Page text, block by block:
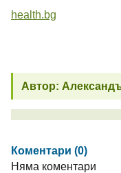
health.bg
Автор:
Коментари (0)
Няма коментари